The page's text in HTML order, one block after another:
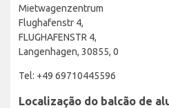
Mietwagenzentrum
Flughafenstr 4,
FLUGHAFENSTR 4,
Langenhagen, 30855, 0
Tel: +49 69710445596
Localização do balcão de